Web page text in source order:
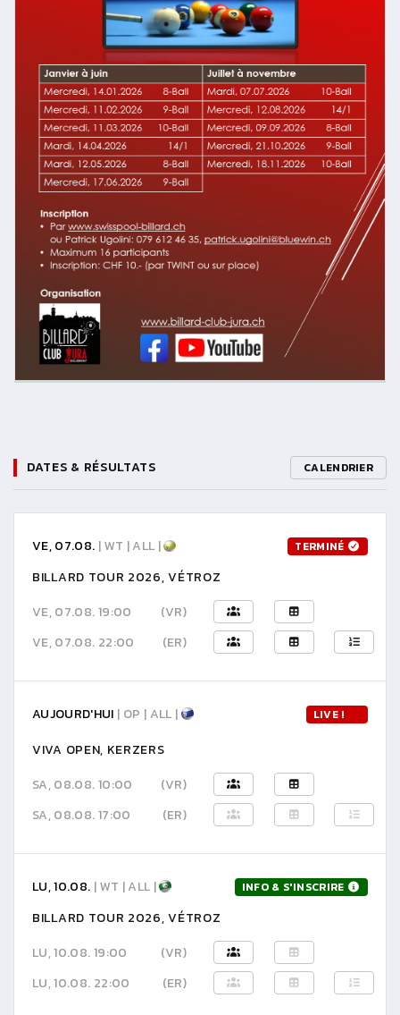
DATES & RÉSULTATS CALENDRIER
VE, 07.08. | WT | ALL | TERMINÉ
BILLARD TOUR 2026, VÉTROZ
VE, 07.08. 19:00
(VR)
VE, 07.08. 22:00
(ER)
AUJOURD'HUI | OP | ALL | LIVE !
VIVA OPEN, KERZERS
SA, 08.08. 10:00
(VR)
SA, 08.08. 17:00
(ER)
LU, 10.08. | WT | ALL | INFO & S'INSCRIRE
BILLARD TOUR 2026, VÉTROZ
LU, 10.08. 19:00
(VR)
LU, 10.08. 22:00
(ER)